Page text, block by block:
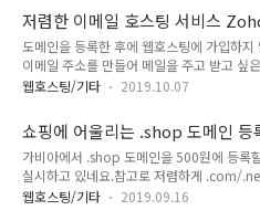
때문에 랜섬웨어 등 해커들의 공격에 취약한
인터넷 나야나가 랜섬웨어에 감염되어 해커
버를 복구한 적이 있습니다. 나야나 랜섬웨
스팅 업체는 안전할까? 해커들이 라온넷닷
금액을 요구하는 바람에 서버 복구에 난항을
장이 없기 때문에 미연에 이런 사태를 방지
만, 아무쪼록 사태가 잘 수습되기를 바랍..
저렴한 이메일 호스팅 서비스
메인으로 이메일 주소를 사용하는
도메인을 등록한 후에 웹호스팅에 가입하지
이메일 주소를 만들어 메일을 주고 받고 싶
습니다. 그런 경우 이메일 호스팅 서비스를
니다. 카페24 웹메일 서비스 국내에서는 카
2000원부터 웹메일 서비스를 이용할 수 있
약형 상품의 경우 3GB 용량이 제공되고 3
지원됩니다. >> 카페24 웹메일 서비스 가비
상품 가비아의 경우 가장 저렴한 이메일 호스
웹호스팅/기타 2019.10.07
쇼핑에 어울리는 .shop 도메인 등
트 (500원)
가비아에서 .shop 도메인을 500원에 등록
실시하고 있네요.참고로 저렴하게 .com/
려는 경우 우리나라에도 잘 알려진 네임칩
웹호스팅/기타 2019.09.16